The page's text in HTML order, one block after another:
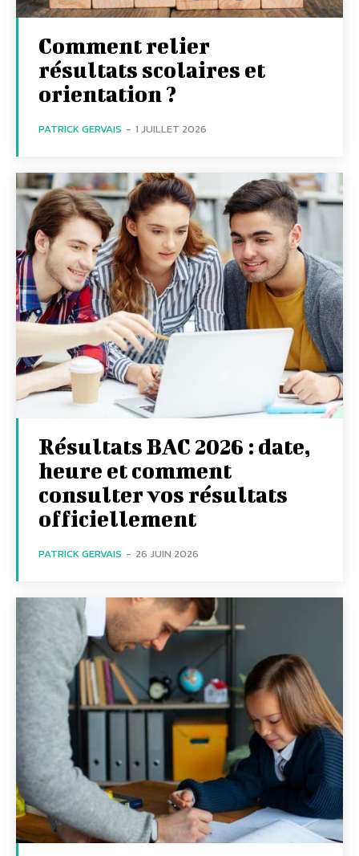
Comment relier
résultats scolaires et
orientation ?
PATRICK GERVAIS - 1 JUILLET 2026
Résultats BAC 2026 : date,
heure et comment
consulter vos résultats
officiellement
PATRICK GERVAIS - 26 JUIN 2026